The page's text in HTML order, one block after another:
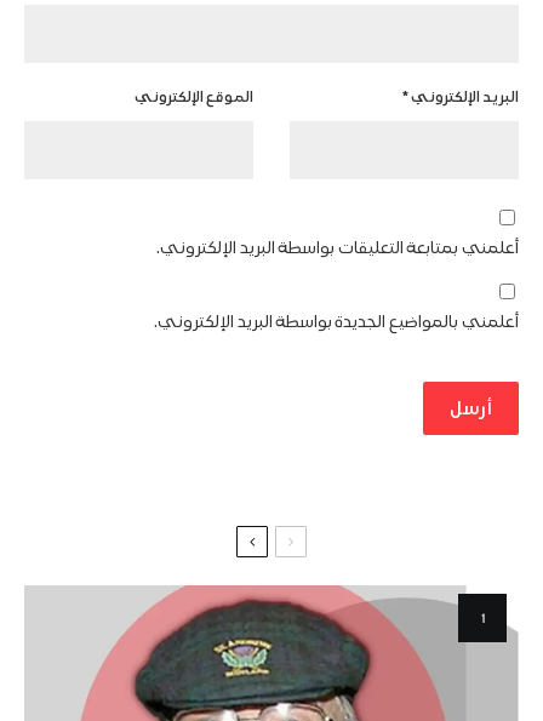
البريد الإلكتروني* الموقع الإلكتروني
أعلمني بمتابعة التعليقات بواسطة البريد الإلكتروني.
أعلمني بالمواضيع الجديدة بواسطة البريد الإلكتروني.